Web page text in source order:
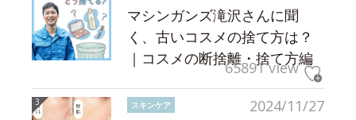
マシンガンズ滝沢さんに聞
く、古いコスメの捨て方は？
｜コスメの断捨離・捨て方編
65891 view
2024/11/27
スキンケア